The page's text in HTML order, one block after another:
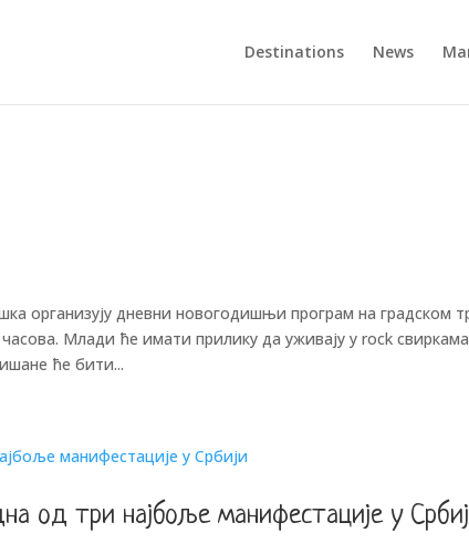
Destinations News
организују дневни новогодишњи програм на градском
Млади ће имати прилику да уживају у rock свиркама
ће бити...
од три најбоље манифестације у